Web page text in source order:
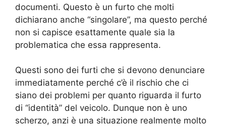
documenti. Questo è un furto che molti
dichiarano anche “singolare”, ma questo perché
non si capisce esattamente quale sia la
problematica che essa rappresenta.
Questi sono dei furti che si devono denunciare
immediatamente perché c’è il rischio che ci
siano dei problemi per quanto riguarda il furto
di “identità” del veicolo. Dunque non è uno
scherzo, anzi è una situazione realmente molto